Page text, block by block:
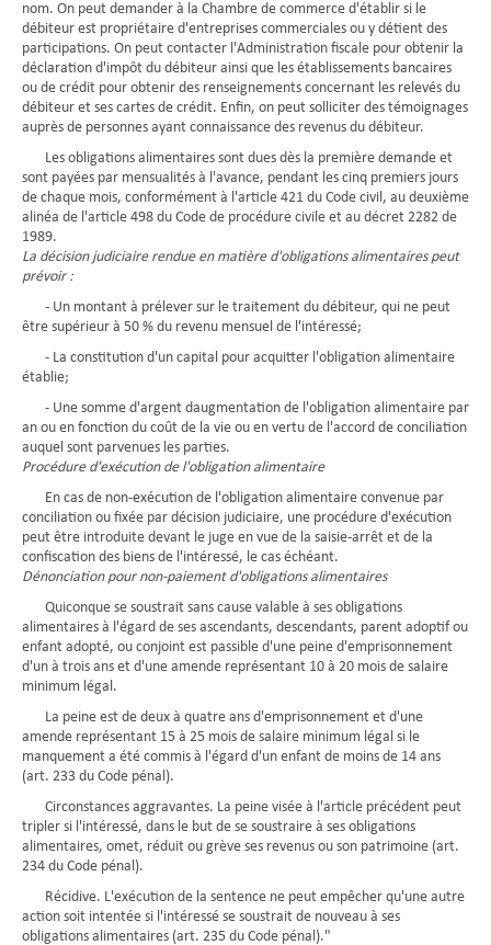
nom. On peut demander à la Chambre de commerce d'établir si le
débiteur est propriétaire d'entreprises commerciales ou y détient des
participations. On peut contacter l'Administration fiscale pour obtenir la
déclaration d'impôt du débiteur ainsi que les établissements bancaires
ou de crédit pour obtenir des renseignements concernant les relevés du
débiteur et ses cartes de crédit. Enfin, on peut solliciter des témoignages
auprès de personnes ayant connaissance des revenus du débiteur.
Les obligations alimentaires sont dues dès la première demande et
sont payées par mensualités à l'avance, pendant les cinq premiers jours
de chaque mois, conformément à l'article 421 du Code civil, au deuxième
alinéa de l'article 498 du Code de procédure civile et au décret 2282 de
1989.
La décision judiciaire rendue en matière d'obligations alimentaires peut
prévoir :
- Un montant à prélever sur le traitement du débiteur, qui ne peut
être supérieur à 50 % du revenu mensuel de l'intéressé;
- La constitution d'un capital pour acquitter l'obligation alimentaire
établie;
- Une somme d'argent daugmentation de l'obligation alimentaire par
an ou en fonction du coût de la vie ou en vertu de l'accord de conciliation
auquel sont parvenues les parties.
Procédure d'exécution de l'obligation alimentaire
En cas de non-exécution de l'obligation alimentaire convenue par
conciliation ou fixée par décision judiciaire, une procédure d'exécution
peut être introduite devant le juge en vue de la saisie-arrêt et de la
confiscation des biens de l'intéressé, le cas échéant.
Dénonciation pour non-paiement d'obligations alimentaires
Quiconque se soustrait sans cause valable à ses obligations
alimentaires à l'égard de ses ascendants, descendants, parent adoptif ou
enfant adopté, ou conjoint est passible d'une peine d'emprisonnement
d'un à trois ans et d'une amende représentant 10 à 20 mois de salaire
minimum légal.
La peine est de deux à quatre ans d'emprisonnement et d'une
amende représentant 15 à 25 mois de salaire minimum légal si le
manquement a été commis à l'égard d'un enfant de moins de 14 ans
(art. 233 du Code pénal).
Circonstances aggravantes. La peine visée à l'article précédent peut
tripler si l'intéressé, dans le but de se soustraire à ses obligations
alimentaires, omet, réduit ou grève ses revenus ou son patrimoine (art.
234 du Code pénal).
Récidive. L'exécution de la sentence ne peut empêcher qu'une autre
action soit intentée si l'intéressé se soustrait de nouveau à ses
obligations alimentaires (art. 235 du Code pénal)."